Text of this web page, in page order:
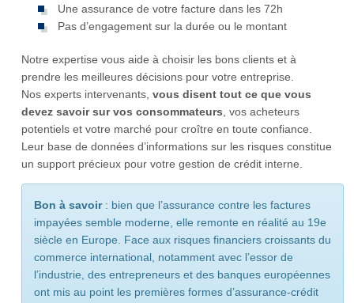
Une assurance de votre facture dans les 72h
Pas d’engagement sur la durée ou le montant
Notre expertise vous aide à choisir les bons clients et à
prendre les meilleures décisions pour votre entreprise.
Nos experts intervenants, vous disent tout ce que vous
devez savoir sur vos consommateurs , vos acheteurs
potentiels et votre marché pour croître en toute confiance.
Leur base de données d’informations sur les risques constitue
un support précieux pour votre gestion de crédit interne.
Bon à savoir: bien que l’assurance contre les factures
impayées semble moderne, elle remonte en réalité au 19e
siècle en Europe. Face aux risques financiers croissants du
commerce international, notamment avec l’essor de
l’industrie, des entrepreneurs et des banques européennes
ont mis au point les premières formes d’assurance-crédit